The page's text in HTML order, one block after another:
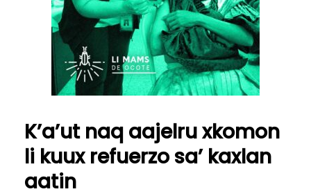
K’a’ut naq aajelru xkomon
li kuux refuerzo sa’ kaxlan
aatin